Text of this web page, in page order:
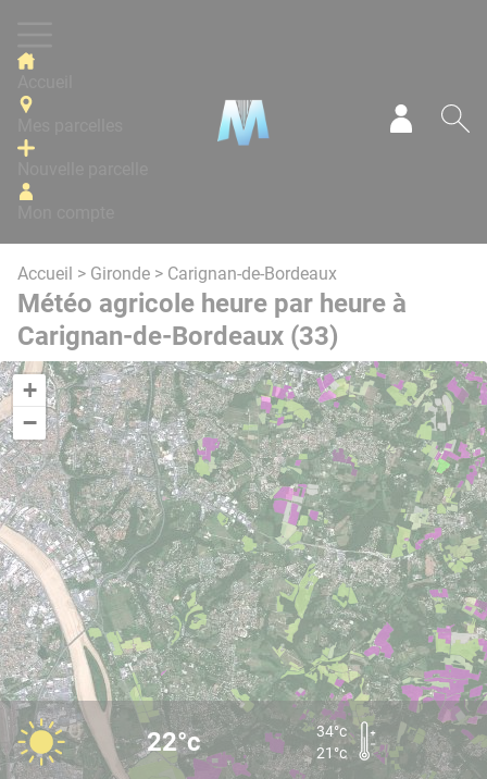
Accueil > Gironde > Carignan-de-Bordeaux
Météo agricole heure par heure à
Carignan-de-Bordeaux (33)
+
−
22°c
34°c
21°c